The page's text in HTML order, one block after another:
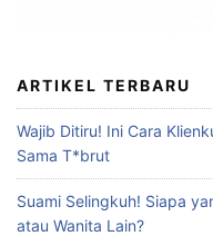
ARTIKEL TERBARU
Wajib Ditiru! Ini Cara
Sama T*brut
Suami Selingkuh! Siapa
atau Wanita Lain?